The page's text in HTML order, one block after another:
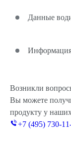
Данные
Возникли
Вы можете
продукту у
+7 (495) 730-